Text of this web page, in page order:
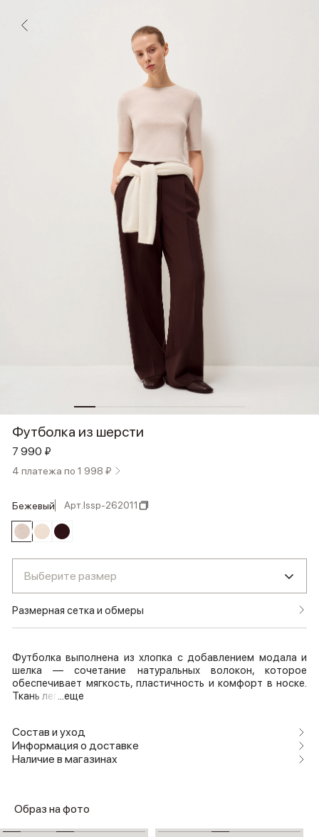
Футболка из шерсти
7 990 ₽
4 платежа по 1 998 ₽
бежевый Арт.lssp-262011
Выберите размер
Размерная сетка и обмеры
Футболка выполнена из хлопка с добавлением модала и
шелка — сочетание натуральных волокон, которое
обеспечивает мягкость, пластичность и комфорт в носке.
Ткань лег ...еще
Состав и уход
Информация о доставке
Наличие в магазинах
Образ на фото